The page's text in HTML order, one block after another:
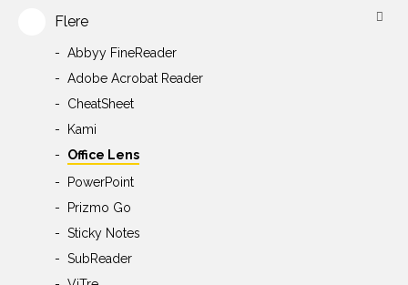
Flere
Abbyy FineReader
Adobe Acrobat Reader
CheatSheet
Kami
Office Lens
PowerPoint
Prizmo Go
Sticky Notes
SubReader